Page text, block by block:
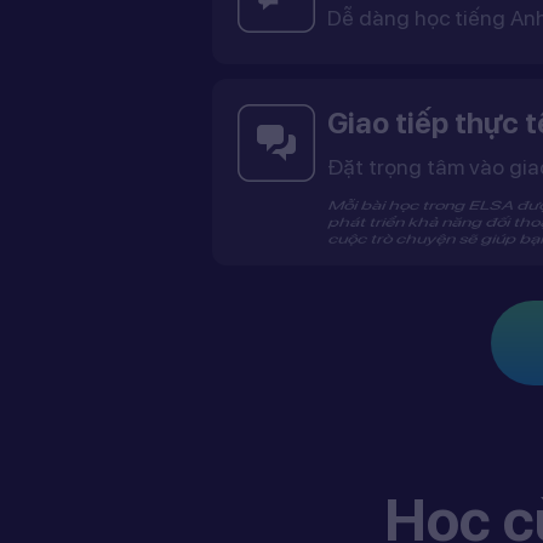
Dễ dàng học tiếng
Giao tiếp thực
Đặt trọng tâm vào
Học